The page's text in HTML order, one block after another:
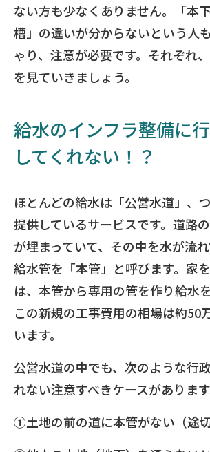
ない方も少なくありません。「本
槽」の違いが分からないという人
ゃり、注意が必要です。それぞれ
を見ていきましょう。
給水のインフラ整備に
してくれない！？
ほとんどの給水は「公営水道」、
提供しているサービスです。道路
が埋まっていて、その中を水が流
給水管を「本管」と呼びます。家
は、本管から専用の管を作り給水
この新規の工事費用の相場は約50
います。
公営水道の中でも、次のような行
れない注意すべきケースがあります
①土地の前の道に本管がない（途切